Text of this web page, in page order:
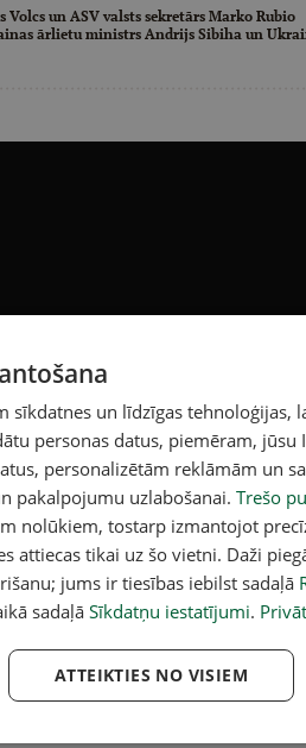
un ASV valsts sekretārs Marko Rubio
ārlietu ministrs Andrijs Sibiha un
un Ukrainu?
sīkdatnes un līdzīgas tehnoloģijas,
personas datus, piemēram, jūsu
personalizētām reklāmām un
pakalpojumu uzlabošanai. Trešo
nolūkiem, tostarp izmantojot
attiecas tikai uz šo vietni. Daži
jums ir tiesības iebilst sadaļā
sadaļā Sīkdatņu iestatījumi.
ATTEIKTIES NO VISIEM